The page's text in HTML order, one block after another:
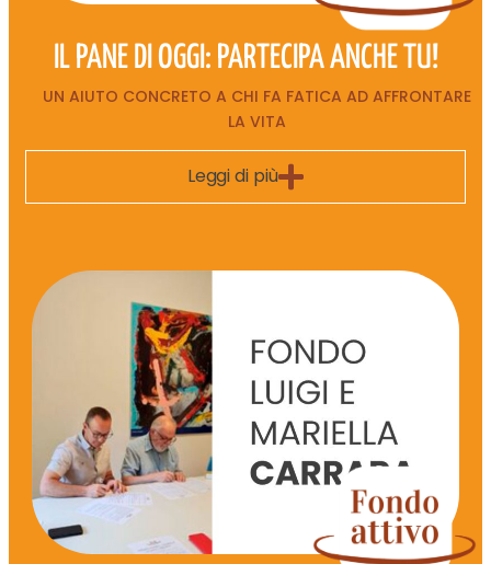
IL PANE DI OGGI: PARTECIPA ANCHE TU!
UN AIUTO CONCRETO A CHI FA FATICA AD AFFRONTARE
LA VITA
Leggi di più